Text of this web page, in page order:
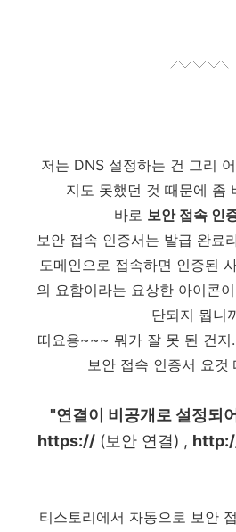
저는 DNS 설정하는 건 그리
지도 못했던 것 때문에 좀
바로 보안 접속 인
보안 접속 인증서는 발급 완료
도메인으로 접속하면 인증된
의 요함이라는 요상한 아이콘
단되지 뭡니
띠요용~~~ 뭐가 잘 못 된 건지
보안 접속 인증서 요것
"연결이 비공개로 설정되
https:// (보안 연결) ,
티스토리에서 자동으로 보안